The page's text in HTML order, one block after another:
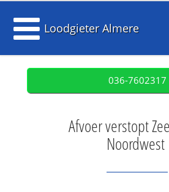
Loodgieter Almere
036-7602317
Afvoer verstopt
Noordwest